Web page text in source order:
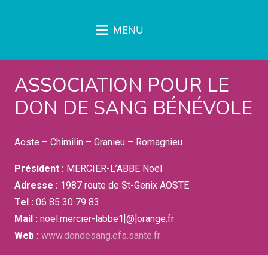
MENU
ASSOCIATION POUR LE
DON DE SANG BÉNÉVOLE
Aoste – Chimilin – Granieu – Romagnieu
Président : MERCIER-L’ABBE Noël
Adresse : 1987 route de St-Genix AOSTE
Tel : 06 85 30 79 83
Mail : noel.mercier-labbe1[@]orange.fr
Web : www.dondesang.efs.sante.fr